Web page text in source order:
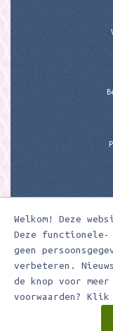
Welkom! Deze
Deze functionele-
geen
verbeteren.
de knop voor
voorwaarden?